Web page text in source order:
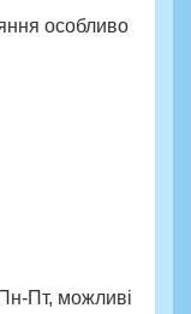
особливо
Пт, можливі